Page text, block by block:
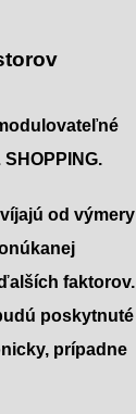
od výmery
faktorov.
poskytnuté
prípadne